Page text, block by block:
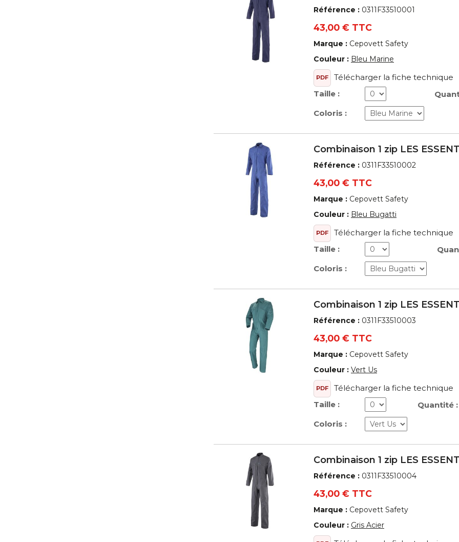
Référence : 0311F33510001
43,00 € TTC
Marque : Cepovett Safety
Couleur : Bleu Marine
PDF
Télécharger la fiche technique
Taille :
Coloris :
Combinaison 1 zip LES
Référence : 0311F33510002
43,00 € TTC
Marque : Cepovett Safety
Couleur : Bleu Bugatti
PDF
Télécharger la fiche technique
Taille :
Coloris :
Combinaison 1 zip LES
Référence : 0311F33510003
43,00 € TTC
Marque : Cepovett Safety
Couleur : Vert Us
PDF
Télécharger la fiche technique
Taille :
Coloris :
Quantité :
Combinaison 1 zip LES
Référence : 0311F33510004
43,00 € TTC
Marque : Cepovett Safety
Couleur : Gris Acier